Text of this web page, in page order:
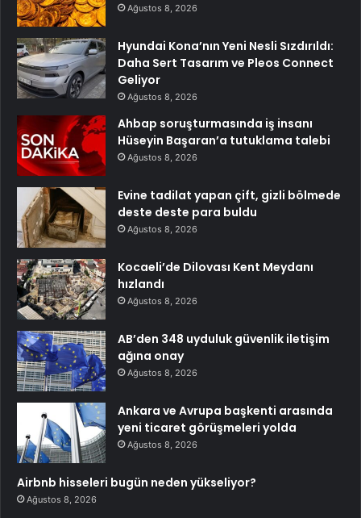
Ağustos 8, 2026
Hyundai Kona’nın Yeni Nesli Sızdırıldı:
Daha Sert Tasarım ve Pleos Connect
Geliyor
Ağustos 8, 2026
Ahbap soruşturmasında iş insanı
Hüseyin Başaran’a tutuklama talebi
Ağustos 8, 2026
Evine tadilat yapan çift, gizli bölmede
deste deste para buldu
Ağustos 8, 2026
Kocaeli’de Dilovası Kent Meydanı
hızlandı
Ağustos 8, 2026
AB’den 348 uyduluk güvenlik iletişim
ağına onay
Ağustos 8, 2026
Ankara ve Avrupa başkenti arasında
yeni ticaret görüşmeleri yolda
Ağustos 8, 2026
Airbnb hisseleri bugün neden yükseliyor?
Ağustos 8, 2026